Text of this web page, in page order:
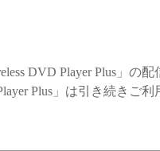
DVD Player Plus」
Plus」は引き続きご利